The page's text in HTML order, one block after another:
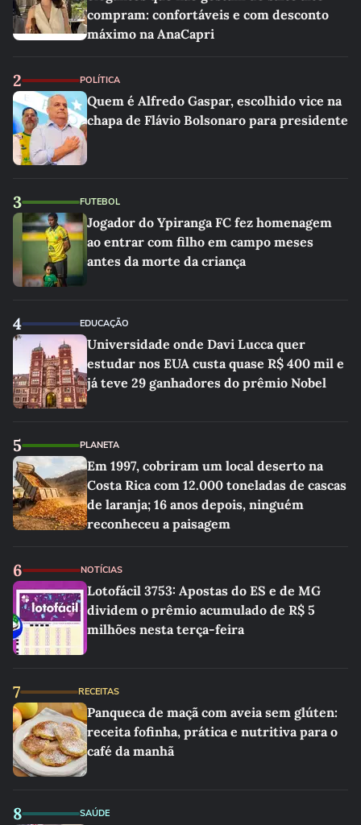
compram: confortáveis e com desconto
máximo na AnaCapri
2 POLÍTICA
Quem é Alfredo Gaspar, escolhido vice na
chapa de Flávio Bolsonaro para presidente
3 FUTEBOL
Jogador do Ypiranga FC fez homenagem
ao entrar com filho em campo meses
antes da morte da criança
4 EDUCAÇÃO
Universidade onde Davi Lucca quer
estudar nos EUA custa quase R$ 400 mil e
já teve 29 ganhadores do prêmio Nobel
5 PLANETA
Em 1997, cobriram um local deserto na
Costa Rica com 12.000 toneladas de cascas
de laranja; 16 anos depois, ninguém
reconheceu a paisagem
6 NOTÍCIAS
Lotofácil 3753: Apostas do ES e de MG
dividem o prêmio acumulado de R$ 5
milhões nesta terça-feira
7 RECEITAS
Panqueca de maçã com aveia sem glúten:
receita fofinha, prática e nutritiva para o
café da manhã
8 SAÚDE